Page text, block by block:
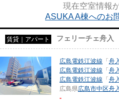
現在空室情報
ASUKA A棟へのお
賃貸｜アパート フェリーチェ舟入
広島電鉄江波線 「 舟
広島電鉄江波線 「 舟
広島電鉄江波線 「 舟
広島県広島市中区舟
-